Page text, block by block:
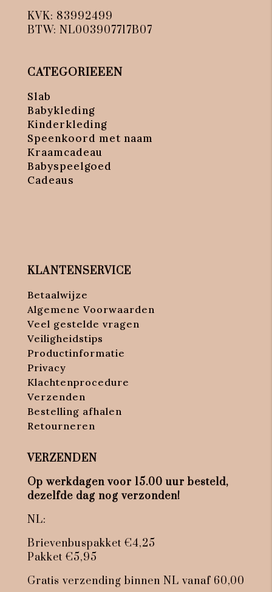
KVK: 83992499
BTW: NL003907717B07
CATEGORIEEEN
Slab
Babykleding
Kinderkleding
Speenkoord met naam
Kraamcadeau
Babyspeelgoed
Cadeaus
KLANTENSERVICE
Betaalwijze
Algemene Voorwaarden
Veel gestelde vragen
Veiligheidstips
Productinformatie
Privacy
Klachtenprocedure
Verzenden
Bestelling afhalen
Retourneren
VERZENDEN
Op werkdagen voor 15.00 uur besteld,
dezelfde dag nog verzonden!
NL:
Brievenbuspakket €4,25
Pakket €5,95
Gratis verzending binnen NL vanaf 60,00